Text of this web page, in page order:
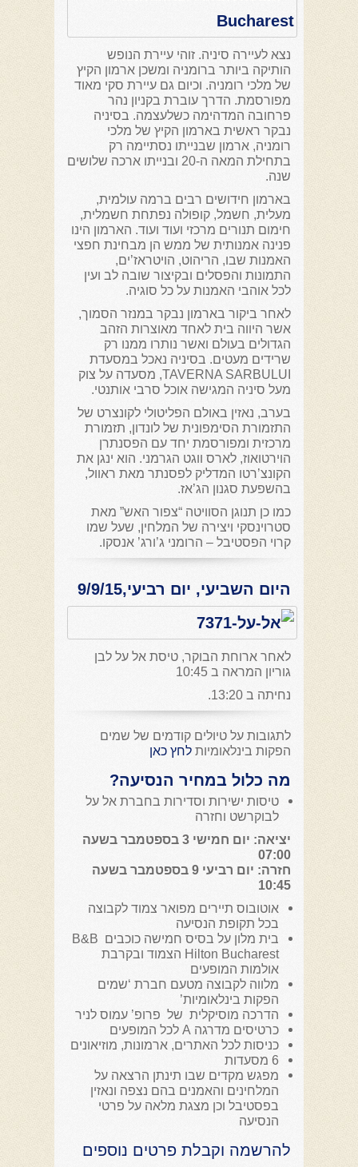
נצא לעיירה סיניה. זוהי עיירת הנופש
הותיקה ביותר ברומניה ומשכן ארמון הקיץ
של מלכי רומניה. וכיום גם עיירת סקי מאוד
מפורסמת. הדרך עוברת בקניון נהר
פרחובה המדהימה כשלעצמה. בסיניה
נבקר ראשית בארמון הקיץ של מלכי
רומניה, ארמון שבנייתו נסתיימה רק
בתחילת המאה ה-20 ובנייתו ארכה שלושים
שנה.
בארמון חידושים רבים ברמה עולמית,
מעלית, חשמל, קופולה נפתחת חשמלית,
חימום תנורים מרכזי ועוד ועוד. הארמון הינו
פנינה אמנותית של ממש הן מבחינת חפצי
האמנות שבו, הריהוט, הויטראז’ים,
התמונות והפסלים ובקיצור שובה לב ועין
לכל אוהבי האמנות על כל סוגיה.
לאחר ביקור בארמון נבקר במנזר הסמוך,
אשר היווה בית לאחד מאוצרות הזהב
הגדולים בעולם ואשר נותרו ממנו רק
שרידים מעטים. בסיניה נאכל במסעדת
TAVERNA SARBULUI, מסעדה על צוק
מעל סיניה המגישה אוכל סרבי אותנטי.
בערב, נאזין באולם הפליטולי לקונצרט של
התזמורת הסימפונית של לונדון, תזמורת
מרכזית ומפורסמת יחד עם הפסנתרן
הוירטואוז, לארס ווגט הגרמני. הוא ינגן את
הקונצ’רטו המדליק לפסנתר מאת ראוול,
בהשפעת סגנון הג’אז.
כמו כן תנוגן הסוויטה “צפור האש” מאת
סטרוינסקי ויצירה של המלחין, שעל שמו
קרוי הפסטיבל – הרומני ג’ורג’ אנסקו.
היום השביעי, יום רביעי,9/9/15
לאחר ארוחת הבוקר, טיסת אל על לבן
גוריון המראה ב 10:45
נחיתה ב 13:20.
לתגובות על טיולים קודמים של שמים
הפקות בינלאומיות לחץ כאן
מה כלול במחיר הנסיעה?
טיסות ישירות וסדירות בחברת אל על
לבוקרשט וחזרה
יציאה: יום חמישי 3 בספטמבר בשעה
07:00
חזרה: יום רביעי 9 בספטמבר בשעה
10:45
אוטובוס תיירים מפואר צמוד לקבוצה
בכל תקופת הנסיעה
בית מלון על בסיס חמישה כוכבים B&B
Hilton Bucharest הצמוד ובקרבת
אולמות המופעים
מלווה לקבוצה מטעם חברת ‘שמים
הפקות בינלאומיות’
הדרכה מוסיקלית של פרופ’ עמוס לניר
כרטיסים מדרגה A לכל המופעים
כניסות לכל האתרים, ארמונות, מוזיאונים
6 מסעדות
מפגש מקדים שבו תינתן הרצאה על
המלחינים והאמנים בהם נצפה ונאזין
בפסטיבל וכן מצגת מלאה על פרטי
הנסיעה
להרשמה וקבלת פרטים נוספים